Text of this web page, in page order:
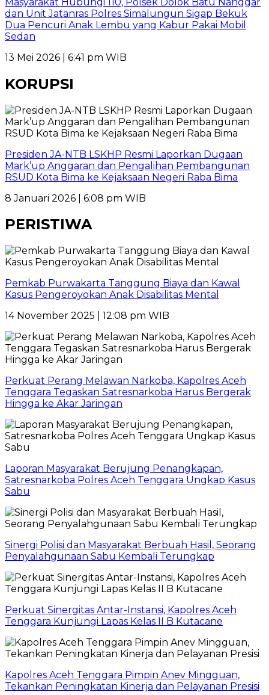
dan Unit Jatanras Polres Simalungun Sigap Bekuk
Dua Pencuri Anak Lembu yang Kabur Pakai Mobil
Sedan
13 Mei 2026 | 6:41 pm WIB
KORUPSI
Presiden JA-NTB LSKHP Resmi Laporkan Dugaan
Mark’up Anggaran dan Pengalihan Pembangunan
RSUD Kota Bima ke Kejaksaan Negeri Raba Bima
8 Januari 2026 | 6:08 pm WIB
PERISTIWA
Pemkab Purwakarta Tanggung Biaya dan Kawal
Kasus Pengeroyokan Anak Disabilitas Mental
14 November 2025 | 12:08 pm WIB
Perkuat Perang Melawan Narkoba, Kapolres Aceh
Tenggara Tegaskan Satresnarkoba Harus Bergerak
Hingga ke Akar Jaringan
Laporan Masyarakat Berujung Penangkapan,
Satresnarkoba Polres Aceh Tenggara Ungkap Kasus
Sabu
Sinergi Polisi dan Masyarakat Berbuah Hasil, Seorang
Penyalahgunaan Sabu Kembali Terungkap
Perkuat Sinergitas Antar-Instansi, Kapolres Aceh
Tenggara Kunjungi Lapas Kelas II B Kutacane
Kapolres Aceh Tenggara Pimpin Anev Mingguan,
Tekankan Peningkatan Kinerja dan Pelayanan Presisi